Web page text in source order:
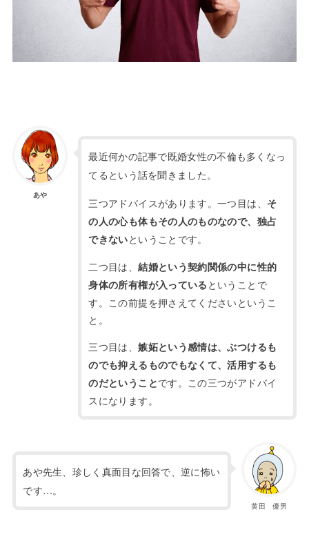
あや
最近何かの記事で既婚女性の不倫も多くなっ
てるという話を聞きました。
三つアドバイスがあります。一つ目は、 そ
の人の心も体もその人のものなので、独占
できないということです。
二つ目は、結婚という契約関係の中に性的
身体の所有権が入っている ということで
す。この前提を押さえてくださいというこ
と。
三つ目は、嫉妬という感情は、ぶつけるも
のでも抑えるものでもなくて、活用するも
のだということです。この三つがアドバイ
スになります。
黄田 優男
あや先生、珍しく真面目な回答で、逆に怖い
です…。